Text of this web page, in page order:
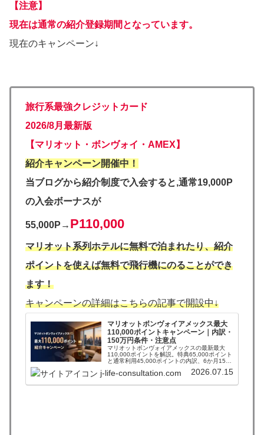
【注意】
現在は通常の紹介登録期間となっています。
現在のキャンペーン↓
旅行系最強クレジットカード
2026/8月最新版
【マリオット・ボンヴォイ・AMEX】
紹介キャンペーン開催中！
当ブログから紹介制度で入会すると,通常19,000P
の入会ボーナスが
55,000P→ P110,000
マリオット系列ホテルに無料で泊まれたり、紹介
ポイントを使えば無料で飛行機にのることができ
ます！
キャンペーンの詳細はこちらの記事で開設中↓
マリオットボンヴォイアメックス最大
110,000ポイントキャンペーン｜内訳・
150万円条件・注意点
マリオットボンヴォイアメックスの最新最大
110,000ポイントを解説。特典65,000ポイント
と通常利用45,000ポイントの内訳、6か月150
件、付与時期、申込前の確認点が分かります。
j-life-consultation.com 2026.07.15